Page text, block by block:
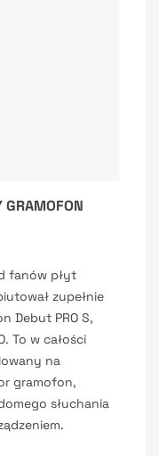
GRAMOFON
fanów płyt
zupełnie
Debut PRO S,
To w całości
na
gramofon,
słuchania